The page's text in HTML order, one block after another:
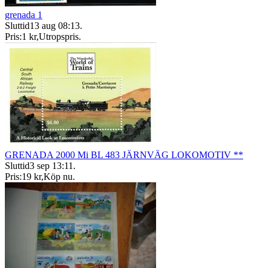
grenada 1
Sluttid13 aug 08:13.
Pris:1 kr,Utropspris.
GRENADA 2000 Mi BL 483 JÄRNVÄG LOKOMOTIV **
Sluttid3 sep 13:11 .
Pris:19 kr,Köp nu.